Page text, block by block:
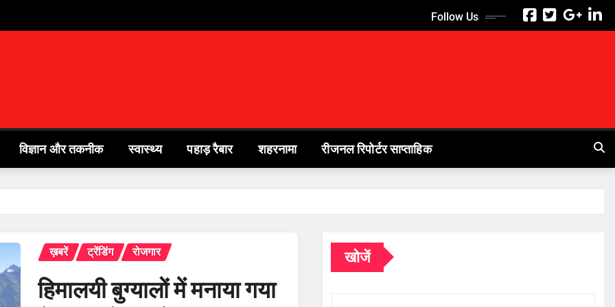
Follow Us
विज्ञान और तकनीक स्वास्थ्य पहाड़ रैबार शहरनामा रीजनल रिपोर्टर साप्ताहिक
ख़बरें ट्रेंडिंग रोजगार
हिमालयी बुग्यालों में मनाया गया
खोजें